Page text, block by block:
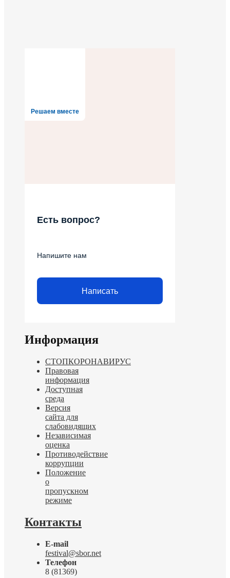
Решаем вместе
Есть вопрос?
Напишите нам
Написать
Информация
СТОПКОРОНАВИРУС
Правовая
информация
Доступная
среда
Версия
сайта для
слабовидящих
Независимая
оценка
Противодействие
коррупции
Положение
о
пропускном
режиме
Контакты
E-mail
festival@sbor.net
Телефон
8 (81369)